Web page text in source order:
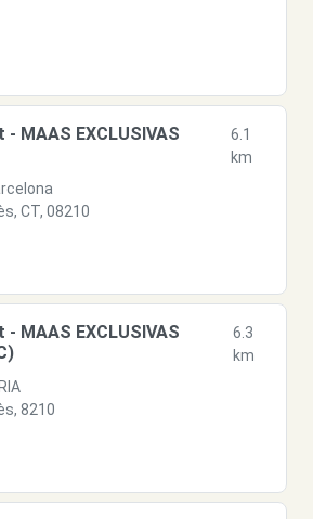
- MAAS EXCLUSIVAS
6.1
km
CT, 08210
- MAAS EXCLUSIVAS
6.3
km
8210